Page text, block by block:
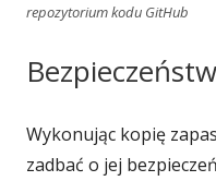
repozytorium kodu GitHub
Wykonując kopię
zadbać o jej